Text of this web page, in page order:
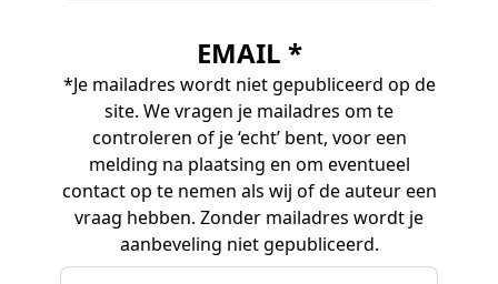
EMAIL *
*Je mailadres wordt niet gepubliceerd op de
site. We vragen je mailadres om te
controleren of je ‘echt’ bent, voor een
melding na plaatsing en om eventueel
contact op te nemen als wij of de auteur een
vraag hebben. Zonder mailadres wordt je
aanbeveling niet gepubliceerd.